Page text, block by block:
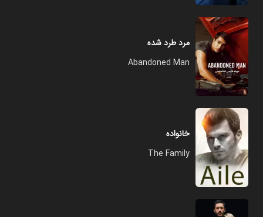
مرد طرد شده
Abandoned Man
خانواده
The Family